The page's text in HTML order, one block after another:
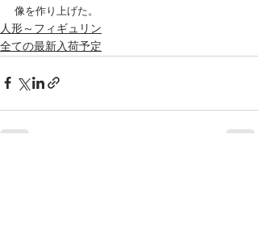
像を作り上げた。
人形～フィギュリン
全ての最新入荷予定